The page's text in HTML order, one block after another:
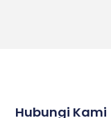
Hubungi Kami